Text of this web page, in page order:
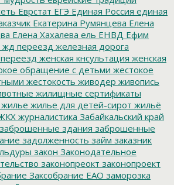
Еврстат ЕГЭ Единая Россия единая
Екатерина Румянцева Елена
Елена Хахалева ель ЕНВД Ефим
жд переезд железная дорога
женская кнсультация женская
обращение с детьми жестокое
жестокость живодер живопись
жилищные сертификаты
жилье жилье для детей-сирот жильё
журналистика Забайкальский край
заброшенные здания заброшенные
задолженность займ заказник
закон Законодательное
законопреокт законопроект
Заксобрание ЕАО заморозка